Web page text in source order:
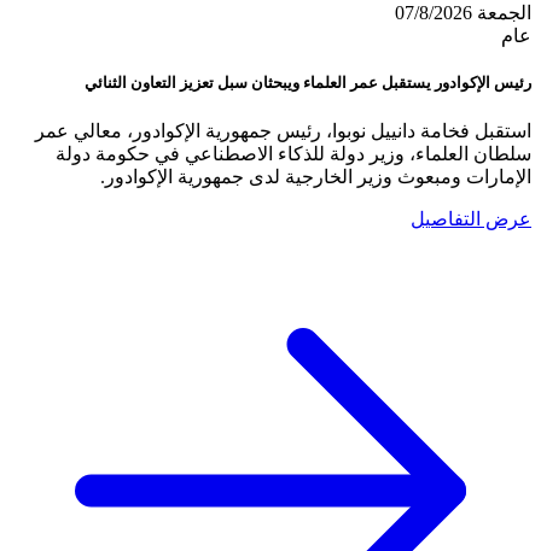
الجمعة 07/8/2026
عام
رئيس الإكوادور يستقبل عمر العلماء ويبحثان سبل تعزيز التعاون الثنائي
استقبل فخامة دانييل نوبوا، رئيس جمهورية الإكوادور، معالي عمر
سلطان العلماء، وزير دولة للذكاء الاصطناعي في حكومة دولة
الإمارات ومبعوث وزير الخارجية لدى جمهورية الإكوادور.
عرض التفاصيل